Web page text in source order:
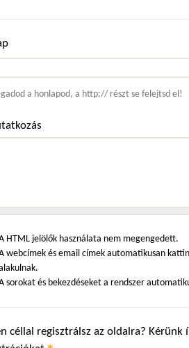
a honlapod, a http:// részt se felejtsd el!
HTML jelölők használata nem megengedett.
webcímek és email címek automatikusan
sorokat és bekezdéseket a rendszer
céllal regisztrálsz az oldalra?